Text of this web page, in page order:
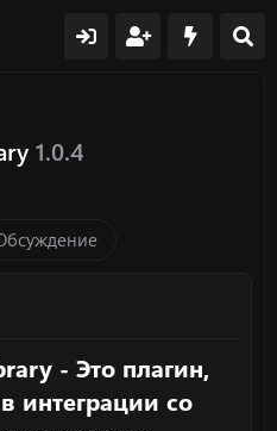
1.0.4
- Это плагин,
интеграции со